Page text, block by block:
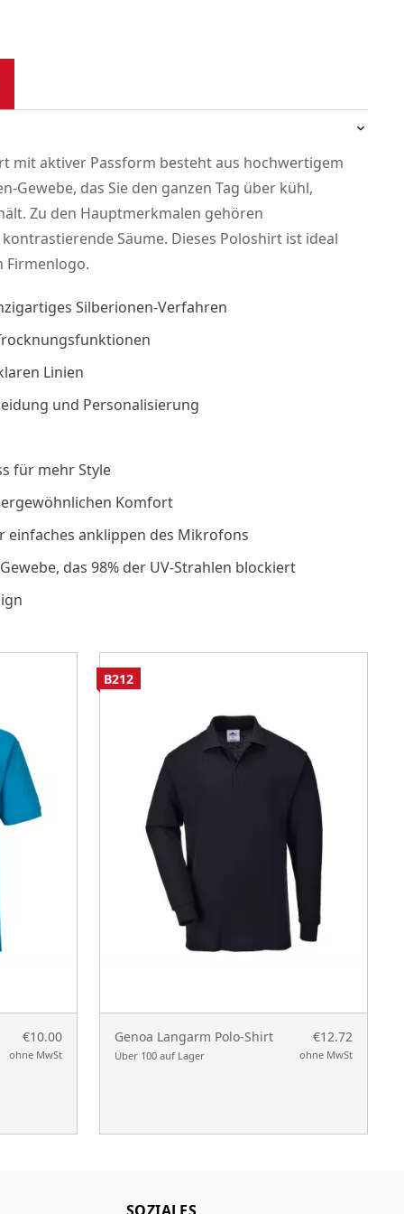
mit aktiver Passform besteht aus hochwertigem
Gewebe, das Sie den ganzen Tag über kühl,
Zu den Hauptmerkmalen gehören
Säume. Dieses Poloshirt ist ideal
Firmenlogo.
Silberionen-Verfahren
Linien
und Personalisierung
für mehr Style
Komfort
einfaches anklippen des Mikrofons
das 98% der UV-Strahlen blockiert
€10.00
ohne MwSt
Genoa Langarm Polo-Shirt
Über 100 auf Lager
€12.72
ohne MwSt
B212
SOZIALES